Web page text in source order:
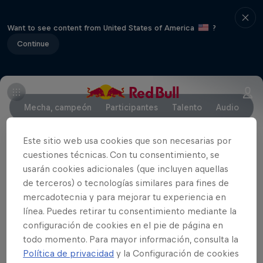
Want to see content from United States of America
?
Continue
Mecha, campeón Participantes Talento Audio
Talento Red Bull Batalla Nacional 2022
Este año, este será el talento que nos acompañará
en la Final Nacional:
Jurado: Acru, Klan y Dtoke
Host: Taty
Este sitio web usa cookies que son necesarias por
cuestiones técnicas. Con tu consentimiento, se
usarán cookies adicionales (que incluyen aquellas
de terceros) o tecnologías similares para fines de
mercadotecnia y para mejorar tu experiencia en
línea. Puedes retirar tu consentimiento mediante la
configuración de cookies en el pie de página en
todo momento. Para mayor información, consulta la
Política de privacidad y la Configuración de cookies